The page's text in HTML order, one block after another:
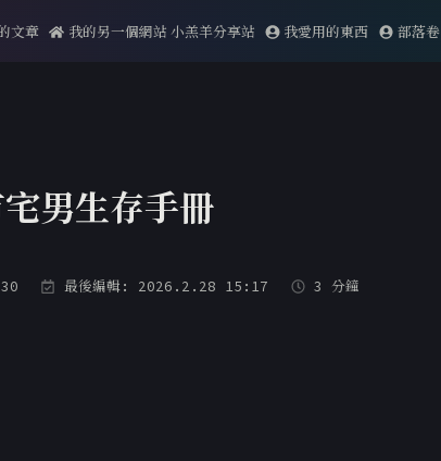
文章 我的另一個網站 小羔羊分享站 我愛用的東西 部落卷
男生存手冊
最後編輯: 2026.2.28 15:17 3 分鐘